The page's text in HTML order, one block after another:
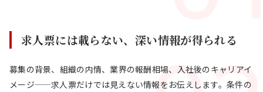
求人票には載らない、深い情報が得られる
募集の背景、組織の内情、業界の報酬相場、入社後のキャリアイ
メージ——求人票だけでは見えない情報をお伝えします。条件の